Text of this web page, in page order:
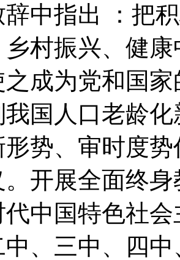
辞中指出 ：把
村振兴、健
成为党和国
国人口老龄
势、审时度
。开展全面终
中国特色社
、三中、四